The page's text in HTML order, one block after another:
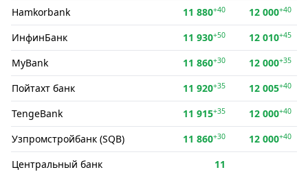
Hamkorbank 11 880+40 12 000+40
ИнфинБанк 11 930+50 12 010+45
MyBank 11 860+30 12 000+35
Пойтахт банк 11 920+35 12 005+40
TengeBank 11 915+35 12 000+40
Узпромстройбанк (SQB) 11 860+30 12 000+40
Центральный банк
11